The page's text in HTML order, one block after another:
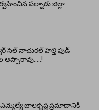
పల్నాడు జిల్లా
సెల్ నాచురల్ హెల్తి ఫుడ్
అప్పారావు…..!
బాలకృష్ణ ప్రమాదానికి